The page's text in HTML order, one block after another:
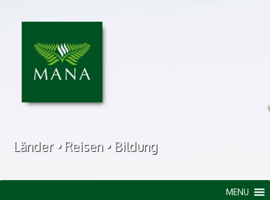
Länder • Reisen • Bildung
MENU